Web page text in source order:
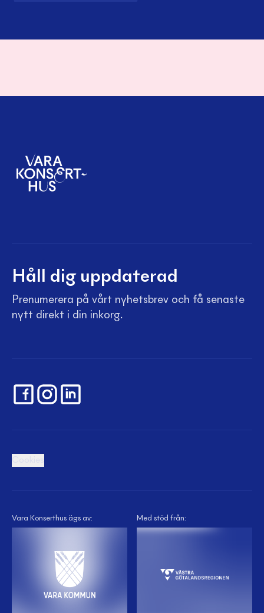
Håll dig uppdaterad
Prenumerera på vårt nyhetsbrev och få senaste
nytt direkt i din inkorg.
Vara Konserthus ägs av: Med stöd från: